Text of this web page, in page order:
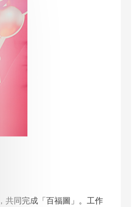
同完成「百福圖」。工作